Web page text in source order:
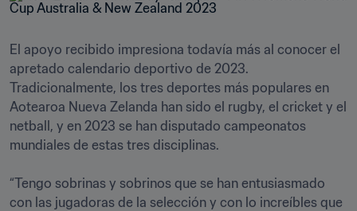
El apoyo recibido impresiona todavía más al conocer el
apretado calendario deportivo de 2023.
Tradicionalmente, los tres deportes más populares en
Aotearoa Nueva Zelanda han sido el rugby, el cricket y el
netball, y en 2023 se han disputado campeonatos
mundiales de estas tres disciplinas.
“Tengo sobrinas y sobrinos que se han entusiasmado
con las jugadoras de la selección y con lo increíbles que